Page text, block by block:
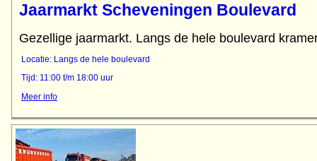
Jaarmarkt Scheveningen Boulevard
Gezellige jaarmarkt. Langs de hele boulevard
Locatie: Langs de hele boulevard
Tijd: 11:00 t/m 18:00 uur
Meer info